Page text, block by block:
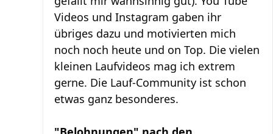
Videos und Instagram gaben ihr
übriges dazu und motivierten mich
noch noch heute und on Top. Die vielen
kleinen Laufvideos mag ich extrem
gerne. Die Lauf-Community ist schon
etwas ganz besonderes.